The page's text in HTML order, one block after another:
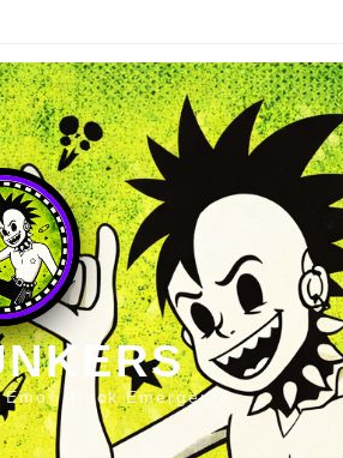
· Rock Emergente